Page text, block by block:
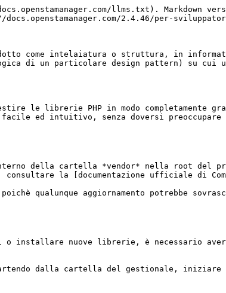
llms.txt). Markdown
2.4.46/per-
come intelaiatura o struttura, in
di un particolare design pattern) su cui
le librerie PHP in modo completamente
ed intuitivo, senza doversi preoccupare
della cartella *vendor* nella root del
la [documentazione ufficiale di
qualunque aggiornamento potrebbe
o installare nuove librerie, è necessario
dalla cartella del gestionale, iniziare